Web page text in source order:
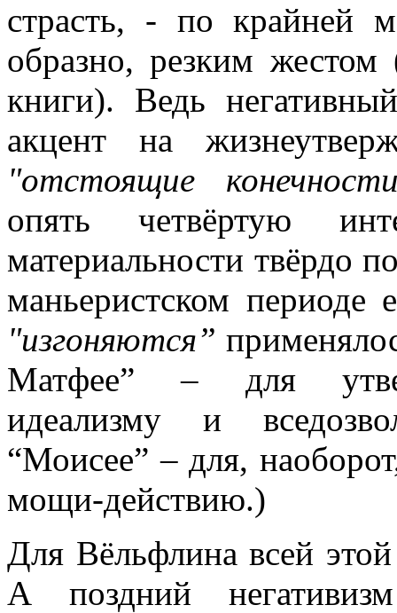
страсть, - по крайней
образно, резким жестом
книги). Ведь
акцент на
"отстоящие
опять четвёртую
материальности твёрдо
маньеристском периоде
"изгоняются”
Матфее” – для
идеализму и
“Моисее” – для,
мощи-действию.)
Для Вёльфлина всей
А поздний